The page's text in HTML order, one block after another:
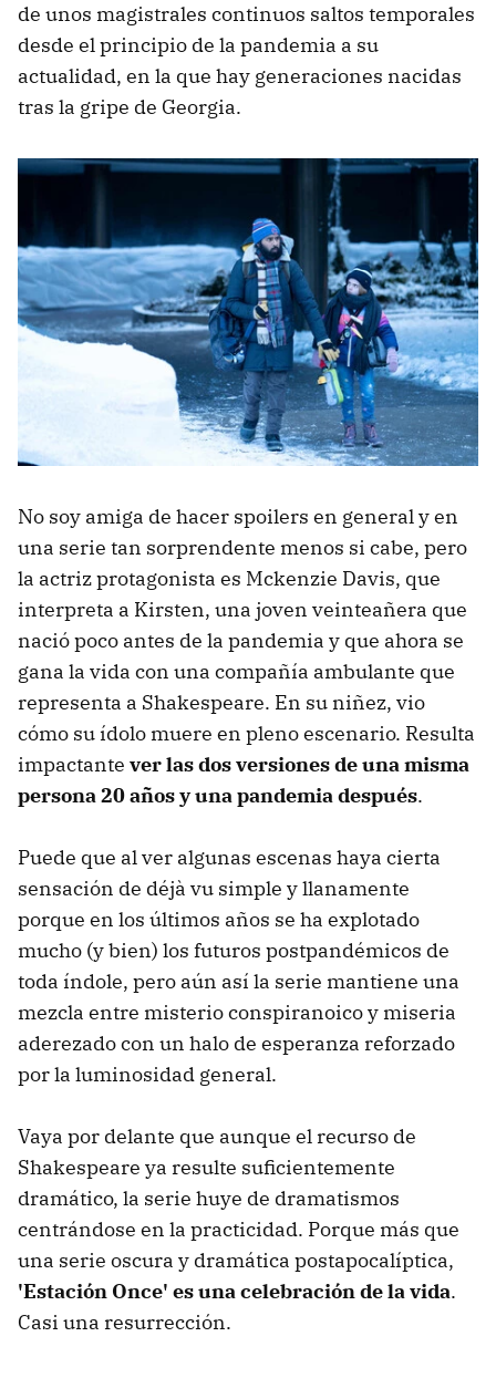
de unos magistrales continuos saltos temporales
desde el principio de la pandemia a su
actualidad, en la que hay generaciones nacidas
tras la gripe de Georgia.
No soy amiga de hacer spoilers en general y en
una serie tan sorprendente menos si cabe, pero
la actriz protagonista es Mckenzie Davis, que
interpreta a Kirsten, una joven veinteañera que
nació poco antes de la pandemia y que ahora se
gana la vida con una compañía ambulante que
representa a Shakespeare. En su niñez, vio
cómo su ídolo muere en pleno escenario. Resulta
impactante ver las dos versiones de una misma
persona 20 años y una pandemia después.
Puede que al ver algunas escenas haya cierta
sensación de déjà vu simple y llanamente
porque en los últimos años se ha explotado
mucho (y bien) los futuros postpandémicos de
toda índole, pero aún así la serie mantiene una
mezcla entre misterio conspiranoico y miseria
aderezado con un halo de esperanza reforzado
por la luminosidad general.
Vaya por delante que aunque el recurso de
Shakespeare ya resulte suficientemente
dramático, la serie huye de dramatismos
centrándose en la practicidad. Porque más que
una serie oscura y dramática postapocalíptica,
'Estación Once' es una celebración de la vida.
Casi una resurrección.